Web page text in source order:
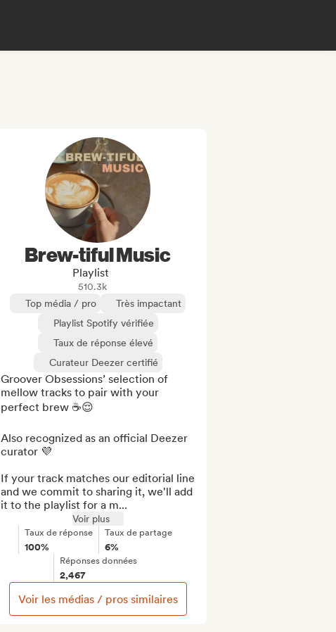
Brew-tiful Music
Playlist
510.3k
Top média / pro
Très impactant
Playlist Spotify vérifiée
Taux de réponse élevé
Curateur Deezer certifié
Groover Obsessions’ selection of
mellow tracks to pair with your
perfect brew ☕️😌
Also recognized as an official Deezer
curator 💜
If your track matches our editorial line
and we commit to sharing it, we'll add
it to the playlist for a m...
Voir plus
Taux de réponse
100%
Taux de partage
6%
Réponses données
2,467
Voir les médias / pros similaires